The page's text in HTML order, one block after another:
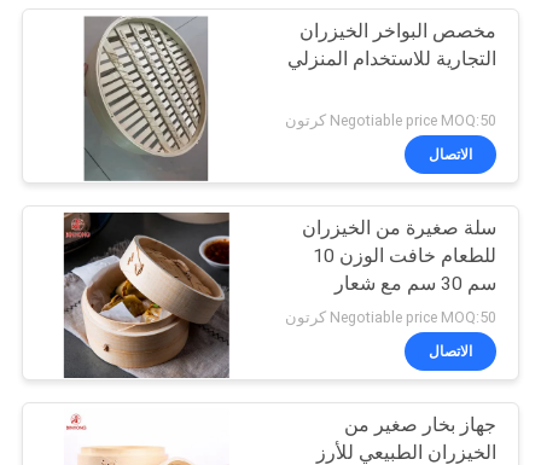
صندوق أخذ الورق
صندوق بلاستيكي
30
مخصص البواخر الخيزران
التجارية للاستخدام المنزلي
Negotiable price MOQ:50 كرتون
الاتصال
سلة صغيرة من الخيزران
للطعام خافت الوزن 10
سم 30 سم مع شعار
مخصص
Negotiable price MOQ:50 كرتون
الاتصال
جهاز بخار صغير من
الخيزران الطبيعي للأرز